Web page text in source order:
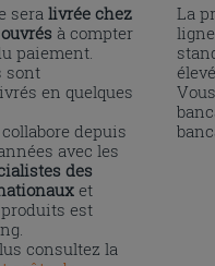
sera livrée chez
à compter
paiement.
sont
en quelques
depuis
avec les
des
et
est
consultez la
La